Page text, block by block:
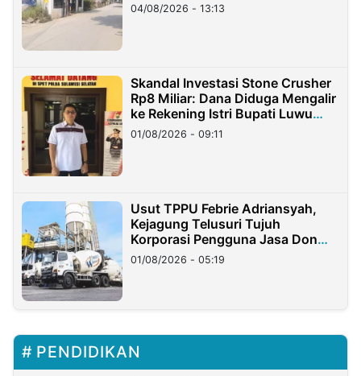
04/08/2026 - 13:13
Skandal Investasi Stone Crusher
Rp8 Miliar: Dana Diduga Mengalir
ke Rekening Istri Bupati Luwu
Timur
01/08/2026 - 09:11
Usut TPPU Febrie Adriansyah,
Kejagung Telusuri Tujuh
Korporasi Pengguna Jasa Don
Ritto
01/08/2026 - 05:19
PENDIDIKAN